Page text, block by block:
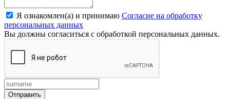
Я ознакомлен(а) и принимаю Согласие на обработку
персональных данных
Вы должны согласиться с обработкой персональных данных.